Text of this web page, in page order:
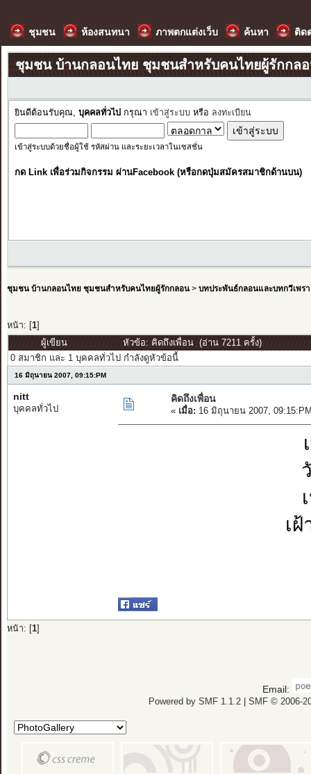
ชุมชน ห้องสนทนา ภาพตกแต่งเว็บ ค้นหา ติด
ชุมชน บ้านกลอนไทย ชุมชนสำหรับคนไทยผู้รักกล
ยินดีต้อนรับคุณ, บุคคลทั่วไป กรุณา เข้าสู่ระบบ หรือ ลงทะเบียน
เข้าสู่ระบบด้วยชื่อผู้ใช้ รหัสผ่าน และระยะเวลาในเซสชั่น
กด Link เพื่อร่วมกิจกรรม ผ่านFacebook (หรือกดปุ่มสมัครสมาชิกด้านบน)
ชุมชน บ้านกลอนไทย ชุมชนสำหรับคนไทยผู้รักกลอน> บทประพันธ์กลอนและบทกวีเพรา
หน้า: [ 1]
ผู้เขียน
หัวข้อ: คิดถึงเพื่อน (อ่าน 7211 ครั้ง)
0 สมาชิก และ 1 บุคคลทั่วไป กำลังดูหัวข้อนี้
16 มิถุนายน 2007, 09:15:PM
nitt
บุคคลทั่วไป
คิดถึงเพื่อน
« เมื่อ: 16 มิถุนายน 2007,
เ
หน้า: [ 1]
Email:
Powered by SMF 1.1.2| SMF © 2006-